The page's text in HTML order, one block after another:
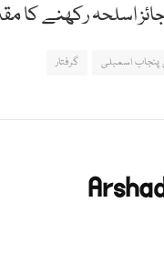
اسلحہ رکھنے کا
پنجاب اسمبلی گرفتار